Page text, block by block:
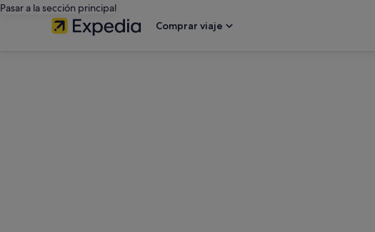
Pasar a la sección principal
Comprar viaje